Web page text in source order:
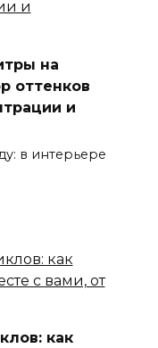
на
оттенков
и
в интерьере
как